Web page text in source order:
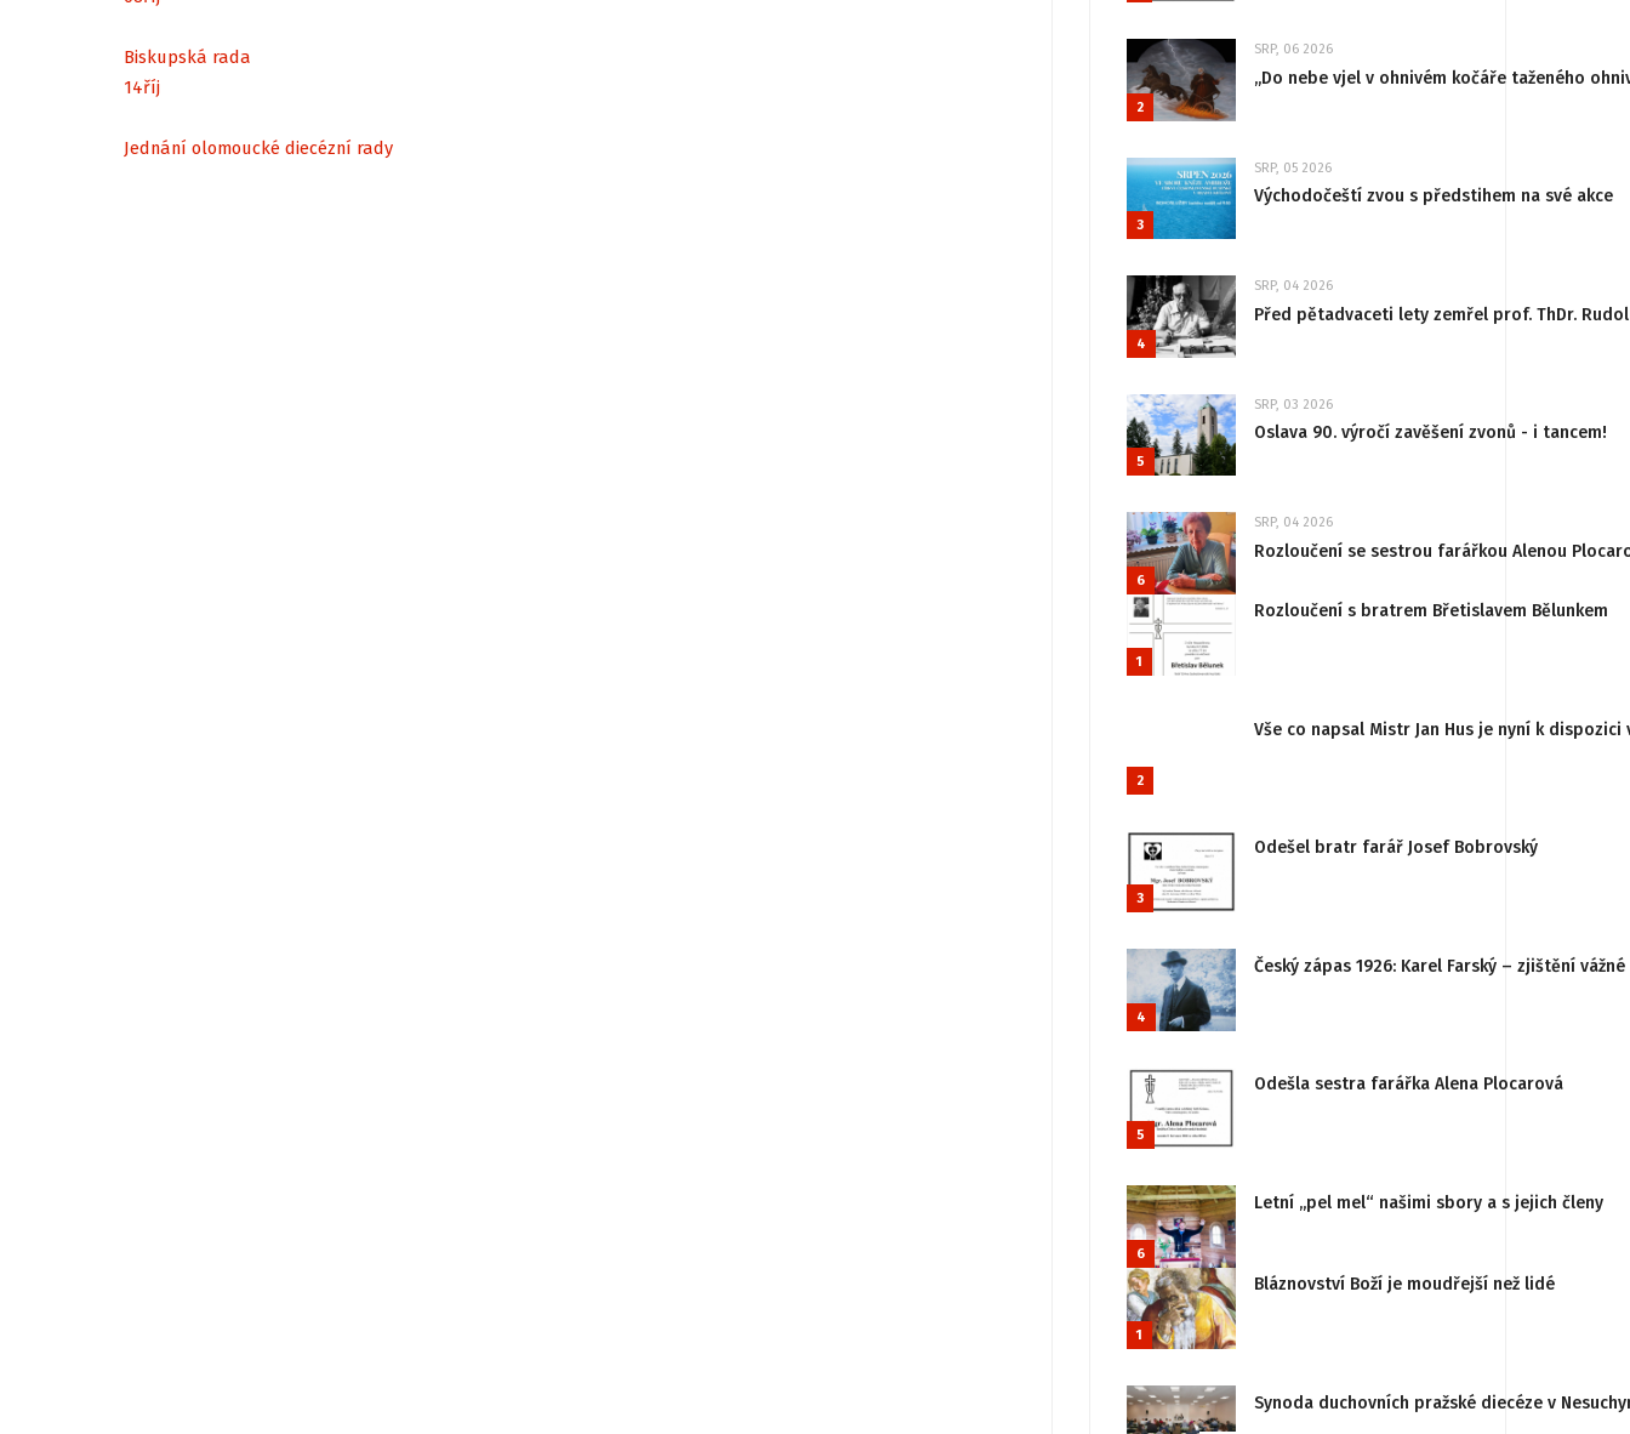
Biskupská rada
14říj
Jednání olomoucké diecézní rady
2
SRP, 06 2026
„Do nebe vjel v ohnivém kočáře taženého
3
SRP, 05 2026
Východočeští zvou s předstihem na své akce
4
SRP, 04 2026
Před pětadvaceti lety zemřel prof. ThDr.
5
SRP, 03 2026
Oslava 90. výročí zavěšení zvonů - i tancem!
6
SRP, 04 2026
Rozloučení se sestrou farářkou Alenou
1
Rozloučení s bratrem Břetislavem Bělunkem
2
Vše co napsal Mistr Jan Hus je nyní k
3
Odešel bratr farář Josef Bobrovský
4
Český zápas 1926: Karel Farský – zjištění
5
Odešla sestra farářka Alena Plocarová
6
Letní „pel mel“ našimi sbory a s jejich členy
1
Bláznovství Boží je moudřejší než lidé
Synoda duchovních pražské diecéze v